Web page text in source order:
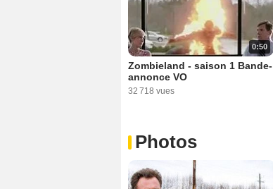
0:50
Zombieland - saison 1 Bande-
annonce VO
32 718 vues
Photos